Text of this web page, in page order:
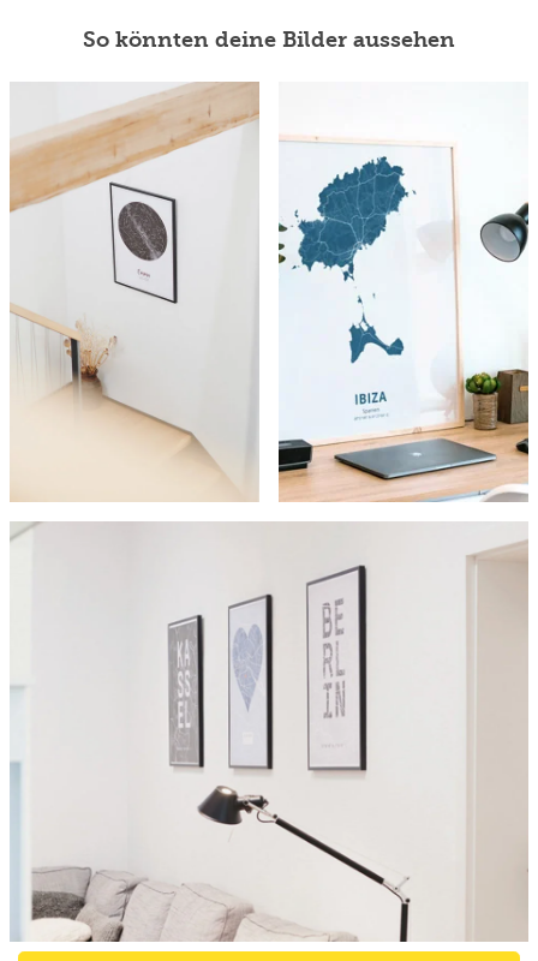
So könnten deine Bilder aussehen